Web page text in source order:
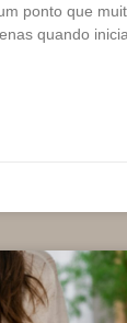
ponto que
quando